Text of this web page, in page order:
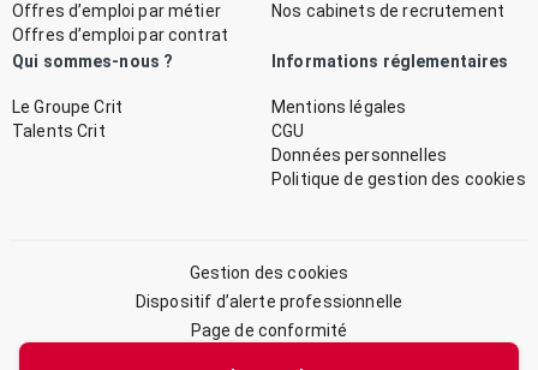
Offres d’emploi par métier
Offres d’emploi par contrat
Nos cabinets de recrutement
Qui sommes-nous ?
Le Groupe Crit
Talents Crit
Informations réglementaires
Mentions légales
CGU
Données personnelles
Politique de gestion des cookies
Gestion des cookies
Dispositif d’alerte professionnelle
Page de conformité